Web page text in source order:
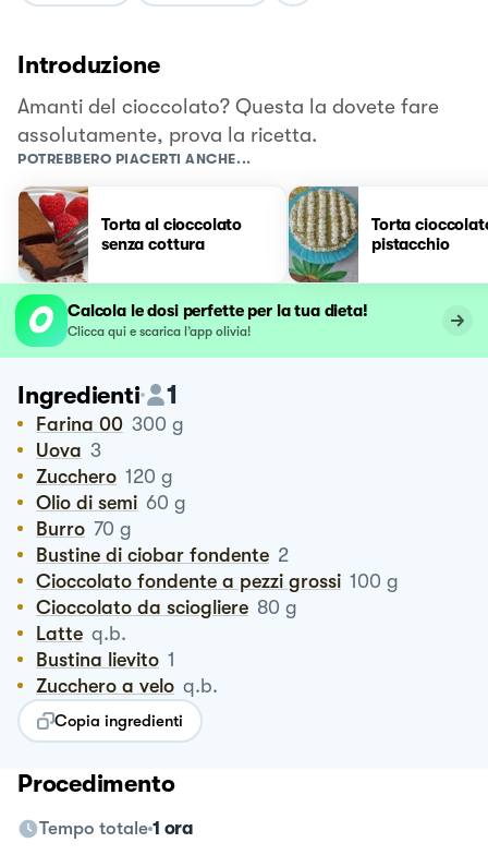
Introduzione
Amanti del cioccolato? Questa la dovete fare
assolutamente, prova la ricetta.
POTREBBERO PIACERTI ANCHE...
Torta al cioccolato
senza cottura
Torta
pistacchio
Calcola le dosi perfette per la tua dieta!
Clicca qui e scarica l’app olivia!
Ingredienti 1
Farina 00 300 g
Uova 3
Zucchero 120 g
Olio di semi 60 g
Burro 70 g
Bustine di ciobar fondente 2
Cioccolato fondente a pezzi grossi 100 g
Cioccolato da sciogliere 80 g
Latte q.b.
Bustina lievito 1
Zucchero a velo q.b.
Copia ingredienti
Procedimento
Tempo totale 1 ora